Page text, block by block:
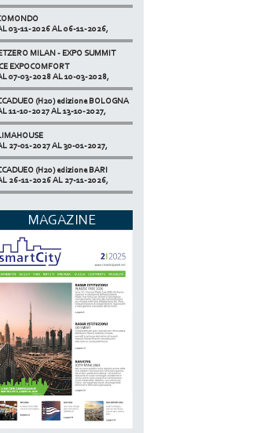
03-11-2026 AL 06-11-2026,
MILAN - EXPO SUMMIT
20-10-2026 AL 22-10-2026,
EXPOCOMFORT
07-03-2028 AL 10-03-2028,
(H20) edizione BOLOGNA
11-10-2027 AL 13-10-2027,
27-01-2027 AL 30-01-2027,
(H20) edizione BARI
26-11-2026 AL 27-11-2026,
17-11-2026 AL 19-11-2026,
03-11-2026 AL 06-11-2026,
MILAN - EXPO SUMMIT
20-10-2026 AL 22-10-2026,
MAGAZINE